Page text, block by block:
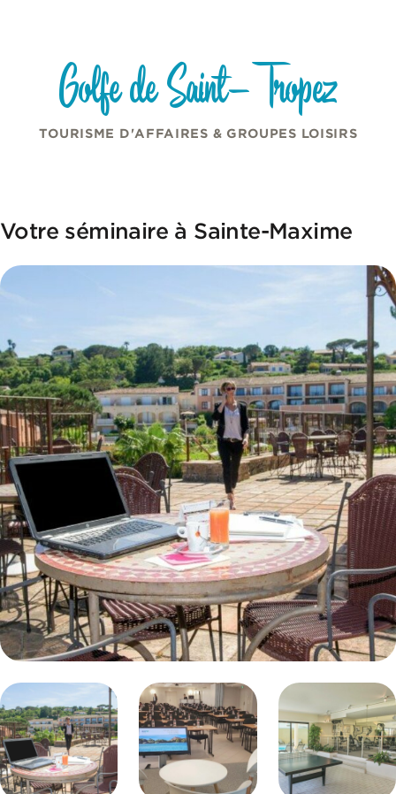
Golfe de Saint-Tropez
TOURISME D'AFFAIRES & GROUPES LOISIRS
Votre séminaire à Sainte-Maxime